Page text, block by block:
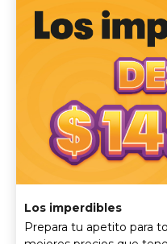
Los imperdibles
Prepara tu apetito para